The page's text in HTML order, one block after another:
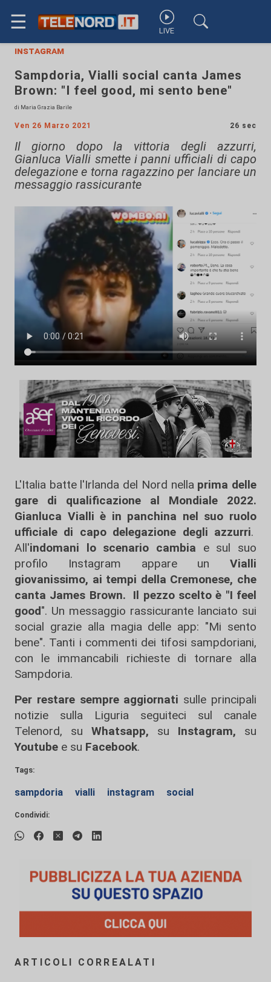
☰ LIVE
instagram
Sampdoria, Vialli social canta James
Brown: "I feel good, mi sento bene"
di Maria Grazia Barile
Ven 26 Marzo 2021 26 sec
Il giorno dopo la vittoria degli azzurri,
Gianluca Vialli smette i panni ufficiali di capo
delegazione e torna ragazzino per lanciare un
messaggio rassicurante
L'Italia batte l'Irlanda del Nord nella prima delle
gare di qualificazione al Mondiale 2022.
Gianluca Vialli è in panchina nel suo ruolo
ufficiale di capo delegazione degli azzurri.
All'indomani lo scenario cambia e sul suo
profilo Instagram appare un Vialli
giovanissimo, ai tempi della Cremonese, che
canta James Brown. Il pezzo scelto è "I feel
good". Un messaggio rassicurante lanciato sui
social grazie alla magia delle app: "Mi sento
bene". Tanti i commenti dei tifosi sampdoriani,
con le immancabili richieste di tornare alla
Sampdoria.
Per restare sempre aggiornati sulle principali
notizie sulla Liguria seguiteci sul canale
Telenord, su
Whatsapp, su Instagram, su
Youtube e su Facebook.
Tags:
sampdoria vialli instagram social
Condividi:
ARTICOLI CORREALATI